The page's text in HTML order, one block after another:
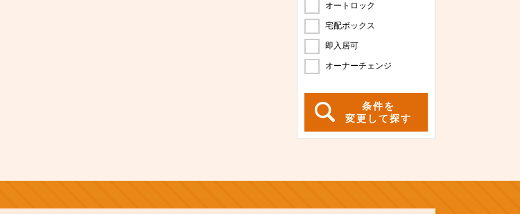
オートロック
宅配ボックス
即入居可
オーナーチェンジ
条件を
変更して探す